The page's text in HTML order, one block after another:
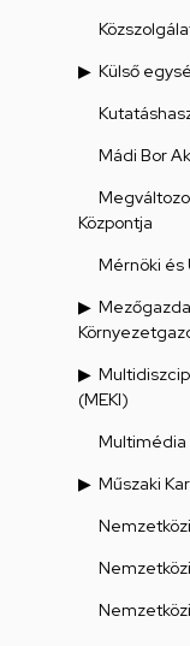
Külső
Mádi Bor
Központja
Mérnöki és
(MEKI)
Multimédia
Műszaki Kar